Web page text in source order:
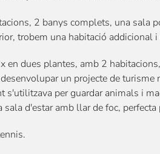
2 banys complets, una sala
trobem una habitació addicional
en dues plantes, amb 2
un projecte de
s'utilitzava per guardar animals i
d'estar amb llar de foc,